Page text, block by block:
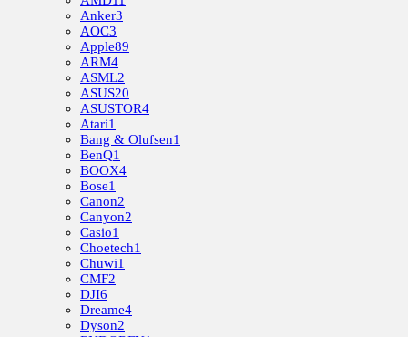
Anker3
AOC3
Apple89
ARM4
ASML2
ASUS20
ASUSTOR4
Atari1
Bang & Olufsen1
BenQ1
BOOX4
Bose1
Canon2
Canyon2
Casio1
Choetech1
Chuwi1
CMF2
DJI6
Dreame4
Dyson2